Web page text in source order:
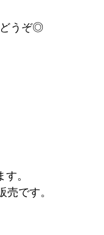
どうぞ◎
。
です。